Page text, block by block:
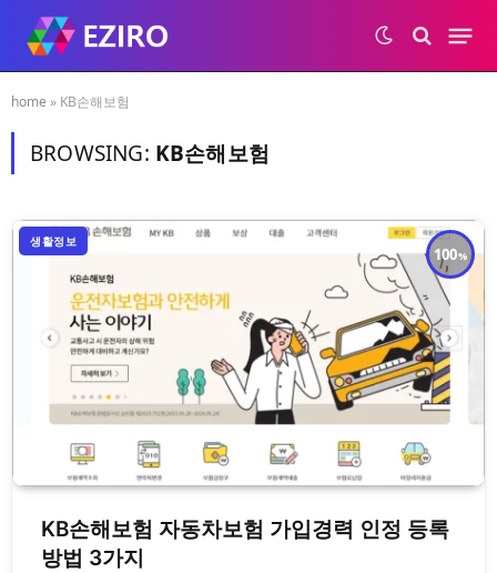
home » KB손해보험
BROWSING: KB손해보험
100
생활정보
KB손해보험 자동차보험 가입경력 인정 등록
방법 3가지